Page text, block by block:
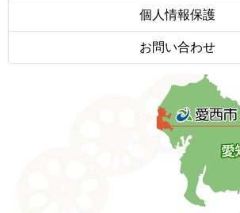
個人情報保護
お問い合わせ